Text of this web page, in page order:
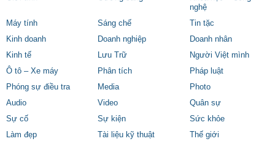
nghệ
Máy tính
Sáng chế
Tin tặc
Kinh doanh
Doanh nghiệp
Doanh nhân
Kinh tế
Lưu Trữ
Người Việt mình
Ô tô – Xe máy
Phân tích
Pháp luật
Phóng sự điều tra
Media
Photo
Audio
Video
Quân sự
Sự cố
Sự kiện
Sức khỏe
Làm đẹp
Tài liệu kỹ thuật
Thế giới